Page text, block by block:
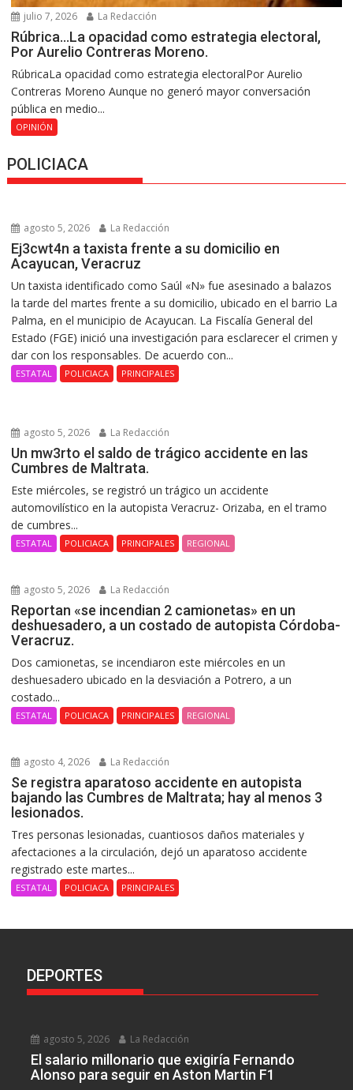
julio 7, 2026 La Redacción
Rúbrica…La opacidad como estrategia electoral,
Por Aurelio Contreras Moreno.
RúbricaLa opacidad como estrategia electoralPor Aurelio
Contreras Moreno Aunque no generó mayor conversación
pública en medio...
OPINIÓN
POLICIACA
agosto 5, 2026 La Redacción
Ej3cwt4n a taxista frente a su domicilio en
Acayucan, Veracruz
Un taxista identificado como Saúl «N» fue asesinado a balazos
la tarde del martes frente a su domicilio, ubicado en el barrio La
Palma, en el municipio de Acayucan. La Fiscalía General del
Estado (FGE) inició una investigación para esclarecer el crimen y
dar con los responsables. De acuerdo con...
ESTATAL POLICIACA PRINCIPALES
agosto 5, 2026 La Redacción
Un mw3rto el saldo de trágico accidente en las
Cumbres de Maltrata.
Este miércoles, se registró un trágico un accidente
automovilístico en la autopista Veracruz- Orizaba, en el tramo
de cumbres...
ESTATAL POLICIACA PRINCIPALES REGIONAL
agosto 5, 2026 La Redacción
Reportan «se incendian 2 camionetas» en un
deshuesadero, a un costado de autopista Córdoba-
Veracruz.
Dos camionetas, se incendiaron este miércoles en un
deshuesadero ubicado en la desviación a Potrero, a un
costado...
ESTATAL POLICIACA PRINCIPALES REGIONAL
agosto 4, 2026 La Redacción
Se registra aparatoso accidente en autopista
bajando las Cumbres de Maltrata; hay al menos 3
lesionados.
Tres personas lesionadas, cuantiosos daños materiales y
afectaciones a la circulación, dejó un aparatoso accidente
registrado este martes...
ESTATAL POLICIACA PRINCIPALES
DEPORTES
agosto 5, 2026 La Redacción
El salario millonario que exigiría Fernando
Alonso para seguir en Aston Martin F1